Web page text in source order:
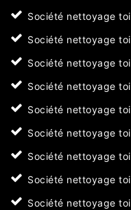
Société nettoyage
Société nettoyage
Société nettoyage
Société nettoyage
Société nettoyage
Société nettoyage
Société nettoyage
Société nettoyage
Société nettoyage